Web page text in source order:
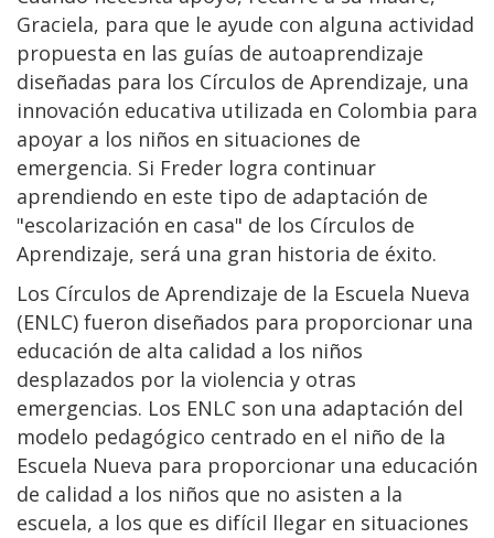
Graciela, para que le ayude con alguna actividad
propuesta en las guías de autoaprendizaje
diseñadas para los Círculos de Aprendizaje, una
innovación educativa utilizada en Colombia para
apoyar a los niños en situaciones de
emergencia. Si Freder logra continuar
aprendiendo en este tipo de adaptación de
"escolarización en casa" de los Círculos de
Aprendizaje, será una gran historia de éxito.
Los Círculos de Aprendizaje de la Escuela Nueva
(ENLC) fueron diseñados para proporcionar una
educación de alta calidad a los niños
desplazados por la violencia y otras
emergencias. Los ENLC son una adaptación del
modelo pedagógico centrado en el niño de la
Escuela Nueva para proporcionar una educación
de calidad a los niños que no asisten a la
escuela, a los que es difícil llegar en situaciones